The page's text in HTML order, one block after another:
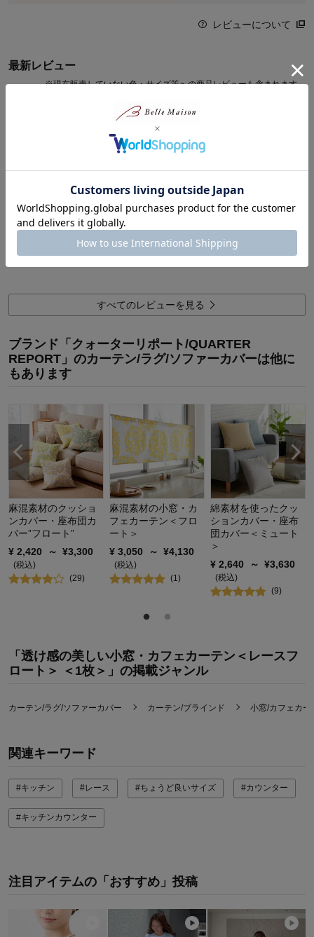
レビューについて
最新レビュー
※現在販売していない色・サイズ等への商品レビューも含まれます。
キッチンのカウンターにちょうど良い大きさです。
0人が参考になりました
価格
4.0
機能
5.0
デザイン・色
5.0
購入のきっかけ： 買い替え
商品を使う人： 自分
すべてのレビューを見る
ブランド「クォーターリポート/QUARTER
REPORT」のカーテン/ラグ/ソファーカバーは他に
もあります
麻混素材のクッショ
ンカバー・座布団カ
バー”フロート”
¥ 2,420 ～ ¥3,300
(税込)
(29)
麻混素材の小窓・カ
フェカーテン＜フロ
ート＞
¥ 3,050 ～ ¥4,130
(税込)
(1)
綿素材を使ったクッ
ションカバー・座布
団カバー＜ミュート
＞
¥ 2,640 ～ ¥3,630
(税込)
(9)
「透け感の美しい小窓・カフェカーテン＜レースフ
ロート＞ ＜1枚＞」の掲載ジャンル
カーテン/ラグ/ソファーカバー カーテン/ブラインド 小窓/カフェカー
関連キーワード
#キッチン #レース #ちょうど良いサイズ #カウンター
#キッチンカウンター
注目アイテムの「おすすめ」投稿